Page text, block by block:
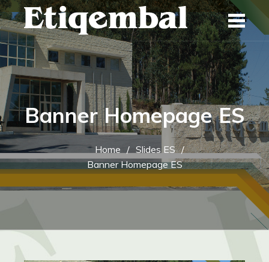
Skip
to
content
Banner Homepage ES
Home
Slides ES
Banner Homepage ES